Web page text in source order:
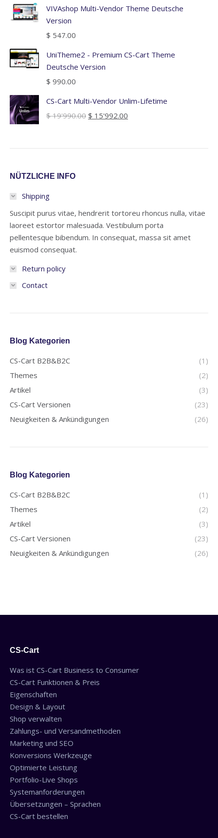
VIVAshop Multi-Vendor Theme Deutsche
Version
$ 547.00
UniTheme2 - Premium CS-Cart Theme
Deutsche Version
$ 990.00
CS-Cart Multi-Vendor Unlim-Lifetime
$19'990.00 Ursprünglicher
$ 19'990.00
$ 15'992.00
$ 15'992.00.
NÜTZLICHE INFO
Shipping
Suscipit purus vitae, hendrerit tortoreu rhoncus nulla, vitae
laoreet estortor malesuada. Vestibulum porta
pellentesque bibendum. In consequat, massa sit amet
euismod consequat.
Return policy
Contact
Blog Kategorien
CS-Cart B2B&B2C
(1)
Themes
(2)
Artikel
(3)
CS-Cart Versionen
(23)
Neuigkeiten & Ankündigungen
(26)
Blog Kategorien
CS-Cart B2B&B2C
(1)
Themes
(2)
Artikel
(3)
CS-Cart Versionen
(23)
Neuigkeiten & Ankündigungen
(26)
CS-Cart
Was ist CS-Cart Business to Consumer
CS-Cart Funktionen & Preis
Eigenschaften
Design & Layout
Shop verwalten
Zahlungs- und Versandmethoden
Marketing und SEO
Konversions Werkzeuge
Optimierte Leistung
Portfolio-Live Shops
Systemanforderungen
Übersetzungen – Sprachen
CS-Cart bestellen